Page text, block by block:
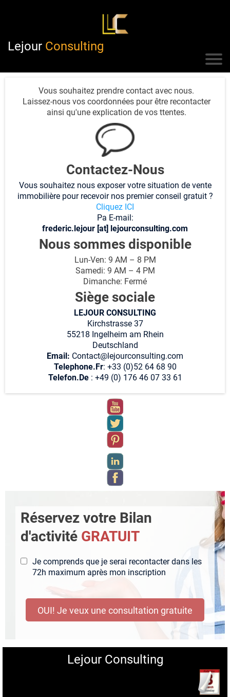
Lejour Consulting
Vous souhaitez prendre contact avec nous.
Laissez-nous vos coordonnées pour être recontacter
ainsi qu'une explication de vos ttentes.
Contactez-Nous
Vous souhaitez nous exposer votre situation de vente
immobilière pour recevoir nos premier conseil gratuit ?
Cliquez ICI
Pa E-mail:
frederic.lejour [at] lejourconsulting.com
Nous sommes disponible
Lun-Ven: 9 AM – 8 PM
Samedi: 9 AM – 4 PM
Dimanche: Fermé
Siège sociale
LEJOUR CONSULTING
Kirchstrasse 37
55218 Ingelheim am Rhein
Deutschland
Email: Contact@lejourconsulting.com
Telephone.Fr: +33 (0)52 64 68 90
Telefon.De: +49 (0) 176 46 07 33 61
Réservez votre Bilan
d'activité GRATUIT
Je comprends que je serai recontacter dans les
72h maximum après mon inscription
OUI! Je veux une consultation gratuite
Lejour Consulting